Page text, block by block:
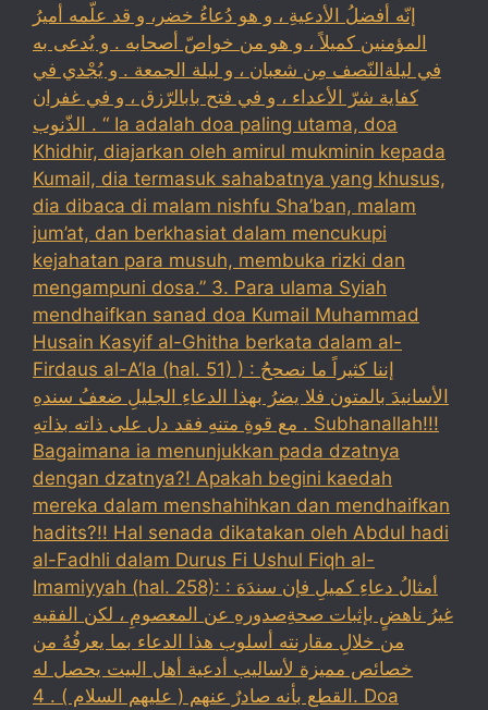
إنّه أفضلُ الأدعيةِ ، و هو دُعاءُ خضر، و قد علّمه أميرُ
المؤمنين كميلاً ، و هو من خواصّ أصحابه . و يُدعى به
في ليلةالنّصف مِن شعبان ، و ليلة الجمعة . و يُجْدي في
كفاية شرّ الأعداء ، و في فتح بابالرّزق ، و في غفران
الذّنوب . “ Ia adalah doa paling utama, doa
Khidhir, diajarkan oleh amirul mukminin kepada
Kumail, dia termasuk sahabatnya yang khusus,
dia dibaca di malam nishfu Sha’ban, malam
jum’at, dan berkhasiat dalam mencukupi
kejahatan para musuh, membuka rizki dan
mengampuni dosa.” 3. Para ulama Syiah
mendhaifkan sanad doa Kumail Muhammad
Husain Kasyif al-Ghitha berkata dalam al-
Firdaus al-A’la (hal. 51) ) : إننا كثيراً ما نصححُ
الأسانيدَ بالمتون فلا يضرُ بهذا الدعاءِ الجليلِ ضعفُ سندهِ
مع قوةِ متنهِ فقد دل على ذاته بذاتهِ . Subhanallah!!!
Bagaimana ia menunjukkan pada dzatnya
dengan dzatnya?! Apakah begini kaedah
mereka dalam menshahihkan dan mendhaifkan
hadits?!! Hal senada dikatakan oleh Abdul hadi
al-Fadhli dalam Durus Fi Ushul Fiqh al-
Imamiyyah (hal. 258): : أمثالُ دعاءِ كميلِ فإن سندَهَ
غيرُ ناهضٍ بإثبات صحةِصدورهِ عن المعصومِ ، لكن الفقيه
من خلالِ مقارنته أسلوب هذا الدعاء بما يعرفُهُ من
خصائص مميزة لأساليب أدعية أهل البيت يحصل له
القطع بأنه صادرٌ عنهم ( عليهم السلام ) . 4. Doa